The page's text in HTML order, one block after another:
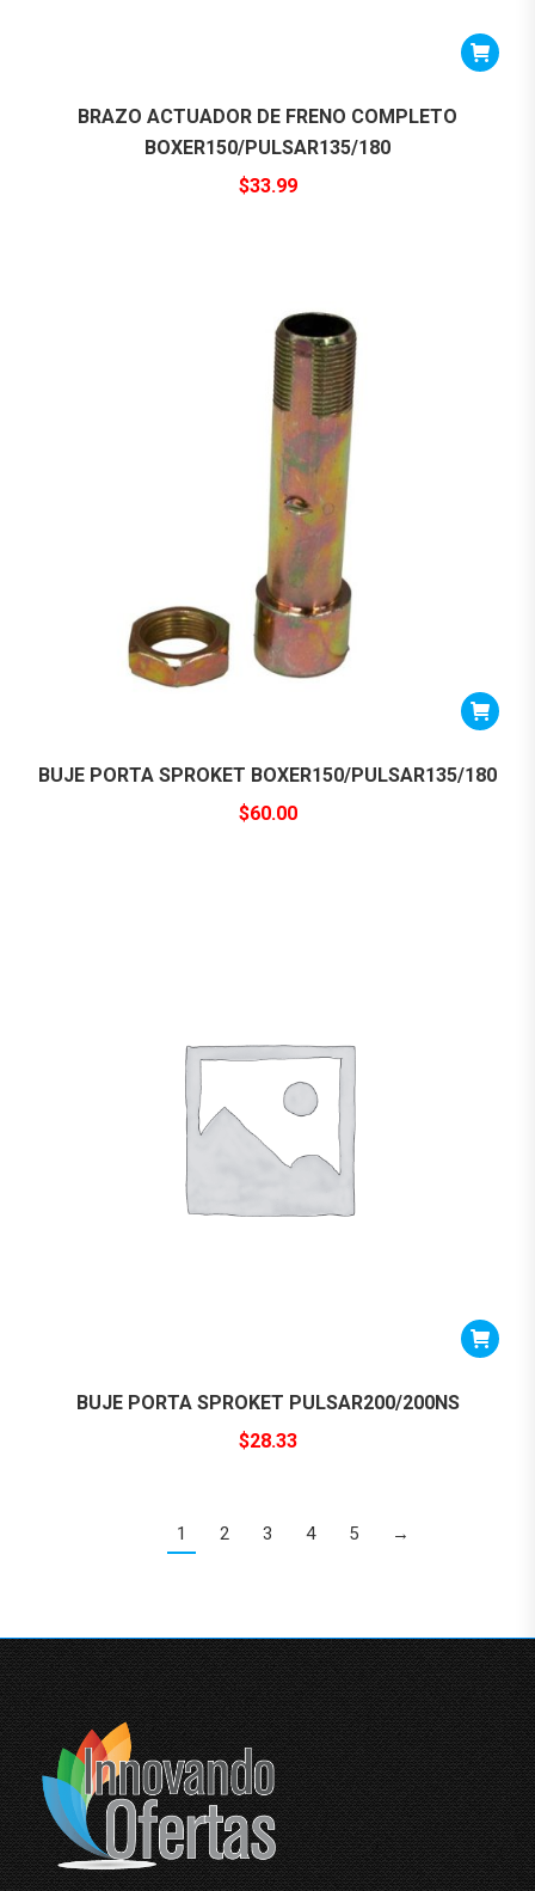
BRAZO ACTUADOR DE FRENO COMPLETO
BOXER150/PULSAR135/180
$33.99
BUJE PORTA SPROKET BOXER150/PULSAR135/180
$60.00
BUJE PORTA SPROKET PULSAR200/200NS
$28.33
1 2 3 4 5 →